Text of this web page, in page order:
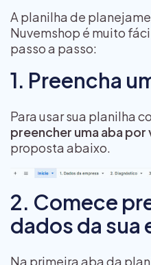
A planilha de
Nuvemshop é muito
passo a passo:
1. Preencha
Para usar sua planilha
preencher uma aba por
proposta abaixo.
2. Comece
dados da sua
Na primeira aba da